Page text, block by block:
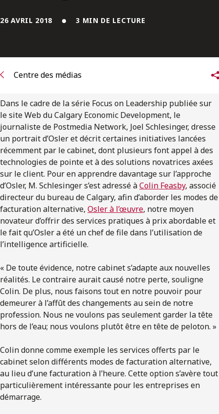
26 AVRIL 2018 3 MIN DE LECTURE
Centre des médias
Dans le cadre de la série Focus on Leadership publiée sur
le site Web du Calgary Economic Development, le
journaliste de Postmedia Network, Joel Schlesinger, dresse
un portrait d’Osler et décrit certaines initiatives lancées
récemment par le cabinet, dont plusieurs font appel à des
technologies de pointe et à des solutions novatrices axées
sur le client. Pour en apprendre davantage sur l’approche
d’Osler, M. Schlesinger s’est adressé àColin Feasby, associé
directeur du bureau de Calgary, afin d’aborder les modes de
facturation alternative, Osler à l’œuvre, notre moyen
novateur d’offrir des services pratiques à prix abordable et
le fait qu’Osler a été un chef de file dans l’utilisation de
l’intelligence artificielle.
« De toute évidence, notre cabinet s’adapte aux nouvelles
réalités. Le contraire aurait causé notre perte, souligne
Colin. De plus, nous faisons tout en notre pouvoir pour
demeurer à l’affût des changements au sein de notre
profession. Nous ne voulons pas seulement garder la tête
hors de l’eau; nous voulons plutôt être en tête de peloton. »
Colin donne comme exemple les services offerts par le
cabinet selon différents modes de facturation alternative,
au lieu d’une facturation à l’heure. Cette option s’avère tout
particulièrement intéressante pour les entreprises en
démarrage.